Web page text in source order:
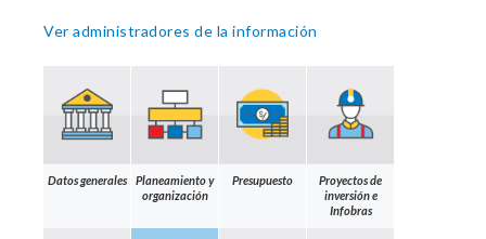
Ver administradores de la información
Datos generales
Planeamiento y
organización
Presupuesto
Proyectos de
inversión e
Infobras